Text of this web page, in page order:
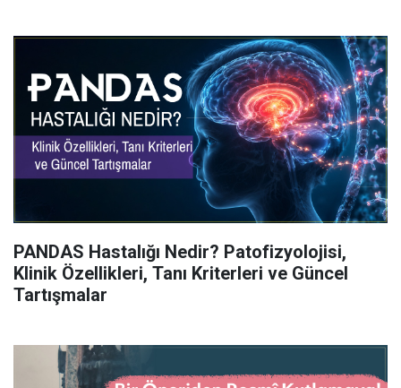
PANDAS Hastalığı Nedir? Patofizyolojisi,
Klinik Özellikleri, Tanı Kriterleri ve Güncel
Tartışmalar